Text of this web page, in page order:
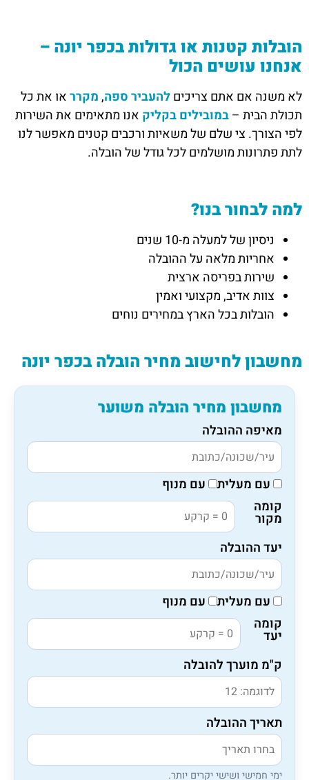
הובלות קטנות או גדולות בכפר יונה –
אנחנו עושים הכול
לא משנה אם אתם צריכיםלהעביר ספה,מקרראו את כל
תכולת הבית –במובילים בקליק אנו מתאימים את השירות
לפי הצורך. צי שלם של משאיות ורכבים קטנים מאפשר לנו
לתת פתרונות מושלמים לכל גודל של הובלה.
למה לבחור בנו?
ניסיון של למעלה מ-10 שנים
אחריות מלאה על ההובלה
שירות בפריסה ארצית
צוות אדיב, מקצועי ואמין
הובלות בכל הארץ במחירים נוחים
מחשבון לחישוב מחיר הובלה בכפר יונה
מחשבון מחיר הובלה משוער
מאיפה ההובלה
עם מעלית
עם מנוף
קומה
מקור
יעד ההובלה
עם מעלית
עם מנוף
קומה
יעד
ק"מ מוערך להובלה
תאריך ההובלה
ימי חמישי ושישי יקרים יותר.